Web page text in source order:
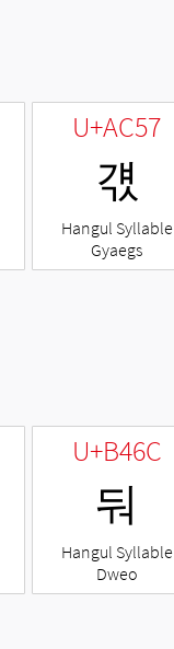
U+AC57
걗
Hangul Syllable
Gyaegs
U+B46C
둬
Hangul Syllable
Dweo